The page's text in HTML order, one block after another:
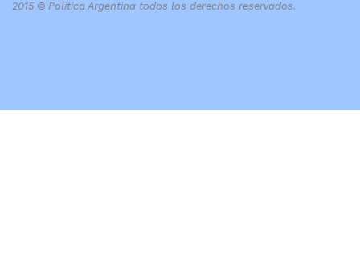
2015 © Política Argentina todos los derechos reservados.